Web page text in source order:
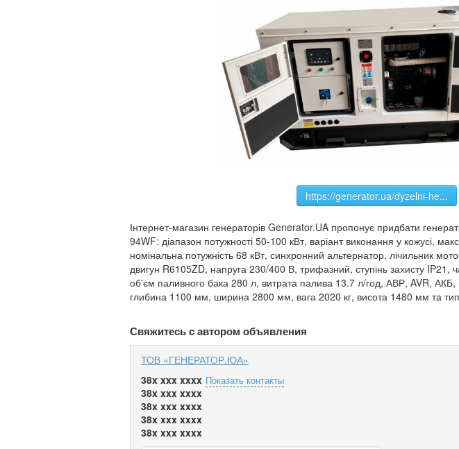
https://generator.ua/dyzelni-he...
Інтернет-магазин генераторів Generator.UA пропонує придбати
94WF: діапазон потужності 50-100 кВт, варіант виконання у кожусі,
номінальна потужність 68 кВт, синхронний альтернатор, лічильник
двигун R6105ZD, напруга 230/400 В, трифазний, ступінь захисту IP21,
об'єм паливного бака 280 л, витрата палива 13.7 л/год, АВР, AVR,
глибина 1100 мм, ширина 2800 мм, вага 2020 кг, висота 1480 мм та тип
Свяжитесь с автором объявления
ТОВ «ГЕНЕРАТОР.ЮА»
38x xxx xxxx Показать контакты
38x xxx xxxx
38x xxx xxxx
38x xxx xxxx
38x xxx xxxx